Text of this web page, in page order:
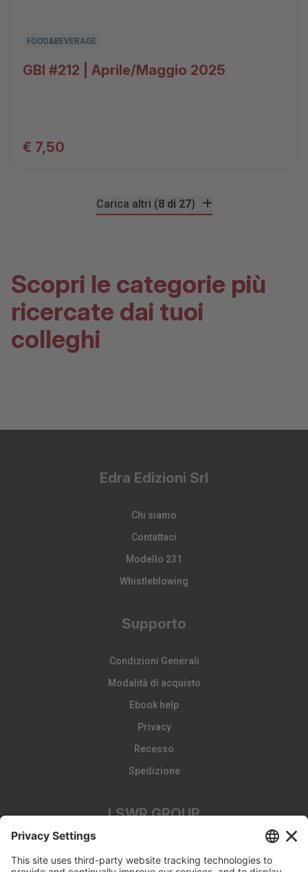
FOOD&BEVERAGE
GBI #212 | Aprile/Maggio 2025
€ 7,50
Carica altri (8 di 27)
Scopri le categorie più
ricercate dai tuoi
colleghi
Edra Edizioni Srl
Chi siamo
Contattaci
Modello 231
Whistleblowing
Supporto
Condizioni Generali
Modalità di acquisto
Ebook help
Privacy
Recesso
Spedizione
LSWR GROUP